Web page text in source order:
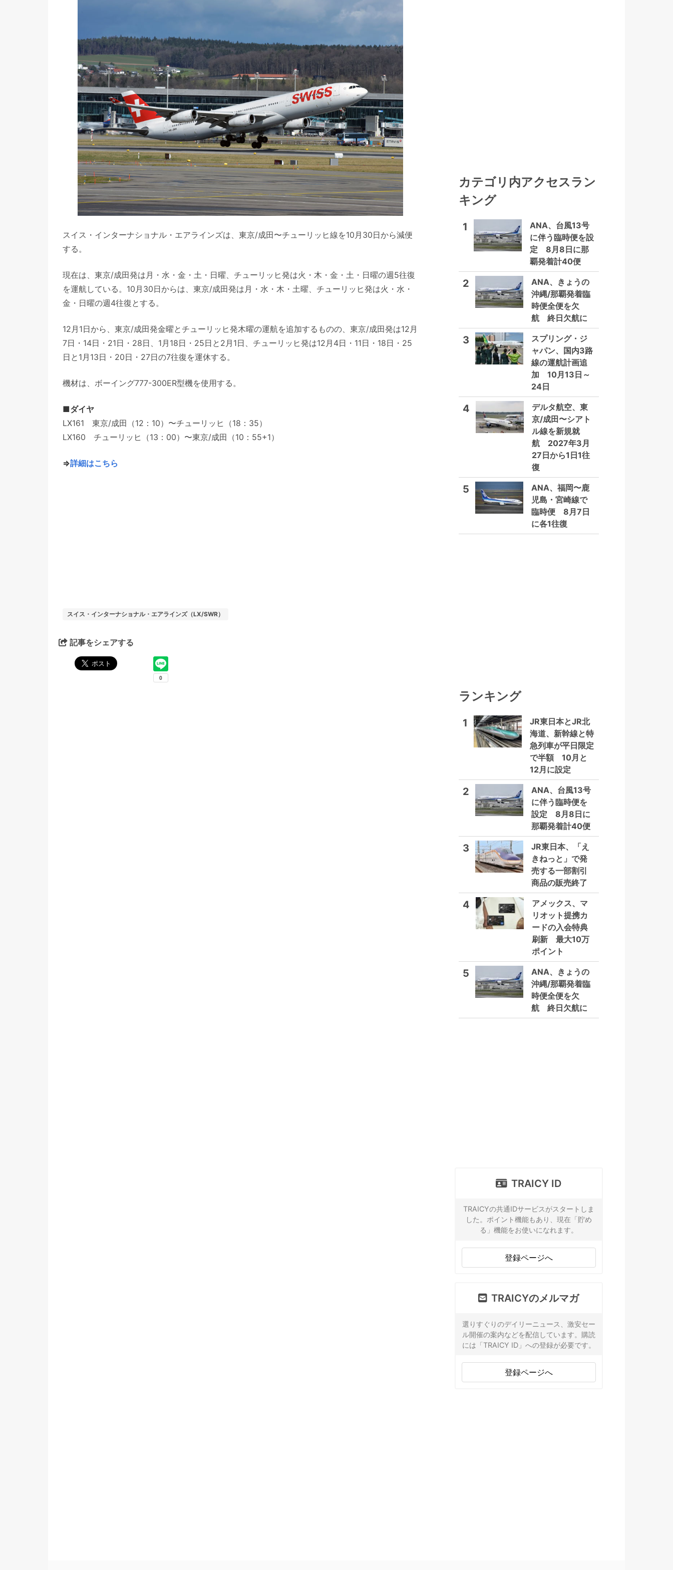
スイス・インターナショナル・エアラインズは、東京/成田〜チューリッヒ線を10月30日から減便
する。
現在は、東京/成田発は月・水・金・土・日曜、チューリッヒ発は火・木・金・土・日曜の週5往復
を運航している。10月30日からは、東京/成田発は月・水・木・土曜、チューリッヒ発は火・水・
金・日曜の週4往復とする。
12月1日から、東京/成田発金曜とチューリッヒ発木曜の運航を追加するものの、東京/成田発は12月
7日・14日・21日・28日、1月18日・25日と2月1日、チューリッヒ発は12月4日・11日・18日・25
日と1月13日・20日・27日の7往復を運休する。
機材は、ボーイング777-300ER型機を使用する。
■ダイヤ
LX161 東京/成田（12：10）〜チューリッヒ（18：35）
LX160 チューリッヒ（13：00）〜東京/成田（10：55+1）
⇒詳細はこちら
スイス・インターナショナル・エアラインズ（LX/SWR）
記事をシェアする
カテゴリ内アクセスラン
キング
1
ANA、台風13号
に伴う臨時便を設
定 8月8日に那
覇発着計40便
2
ANA、きょうの
沖縄/那覇発着臨
時便全便を欠
航 終日欠航に
3
スプリング・ジ
ャパン、国内3路
線の運航計画追
加 10月13日～
24日
4
デルタ航空、東
京/成田〜シアト
ル線を新規就
航 2027年3月
27日から1日1往
復
5
ANA、福岡〜鹿
児島・宮崎線で
臨時便 8月7日
に各1往復
ランキング
1
JR東日本とJR北
海道、新幹線と特
急列車が平日限定
で半額 10月と
12月に設定
2
ANA、台風13号
に伴う臨時便を
設定 8月8日に
那覇発着計40便
3
JR東日本、「え
きねっと」で発
売する一部割引
商品の販売終了
4
アメックス、マ
リオット提携カ
ードの入会特典
刷新 最大10万
ポイント
5
ANA、きょうの
沖縄/那覇発着臨
時便全便を欠
航 終日欠航に
TRAICY ID
TRAICYの共通IDサービスがスタートしま
した。ポイント機能もあり、現在「貯め
る」機能をお使いになれます。
登録ページへ
TRAICYのメルマガ
選りすぐりのデイリーニュース、激安セー
ル開催の案内などを配信しています。購読
には「TRAICY ID」への登録が必要です。
登録ページへ